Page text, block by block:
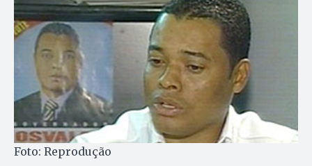
Foto: Reprodução